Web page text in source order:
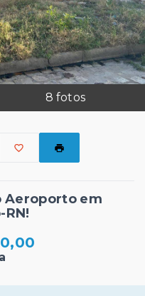
8 fotos
Aeroporto em
RN!